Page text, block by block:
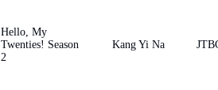
Hello, My
Twenties! Season
2
Kang Yi Na